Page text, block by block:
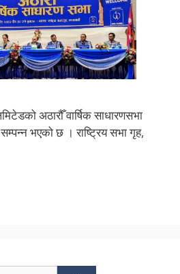
अठारौँ वार्षिक साधारणसभा
भएको छ । राष्ट्रिय सभा गृह,